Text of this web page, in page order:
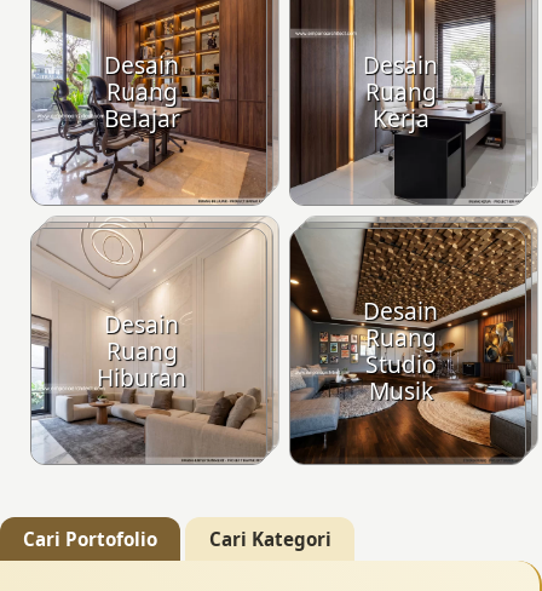
Desain
Ruang
Belajar
Desain
Ruang
Kerja
Desain
Ruang
Hiburan
Desain
Ruang
Studio
Musik
Cari Portofolio Cari Kategori